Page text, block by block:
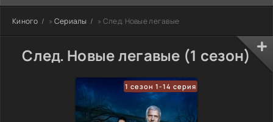
Киного » Сериалы » След. Новые легавые
След. Новые легавые (1 сезон)
1 сезон 1-14 серия